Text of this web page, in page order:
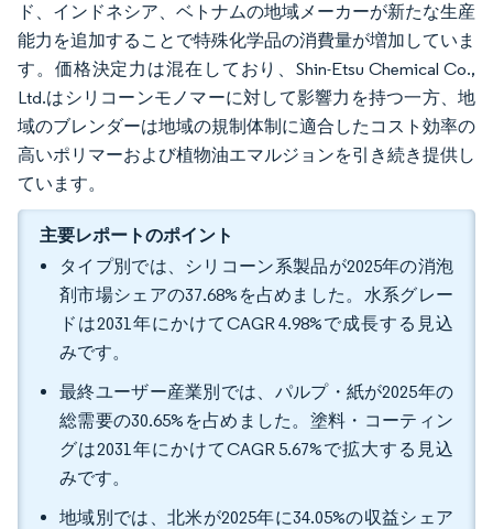
ド、インドネシア、ベトナムの地域メーカーが新たな生産
能力を追加することで特殊化学品の消費量が増加していま
す。価格決定力は混在しており、Shin-Etsu Chemical Co.,
Ltd.はシリコーンモノマーに対して影響力を持つ一方、地
域のブレンダーは地域の規制体制に適合したコスト効率の
高いポリマーおよび植物油エマルジョンを引き続き提供し
ています。
主要レポートのポイント
タイプ別では、シリコーン系製品が2025年の消泡
剤市場シェアの37.68%を占めました。水系グレー
ドは2031年にかけてCAGR 4.98%で成長する見込
みです。
最終ユーザー産業別では、パルプ・紙が2025年の
総需要の30.65%を占めました。塗料・コーティン
グは2031年にかけてCAGR 5.67%で拡大する見込
みです。
地域別では、北米が2025年に34.05%の収益シェア